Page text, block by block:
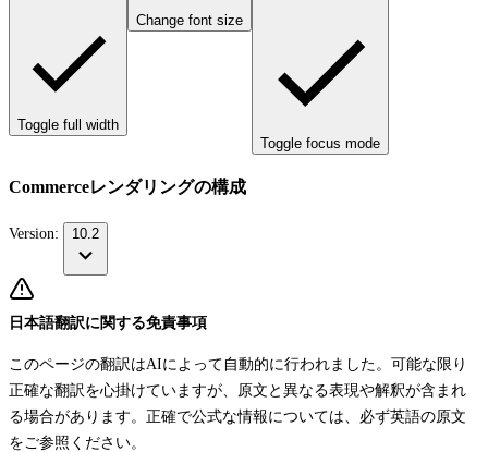
Toggle full width
Change font size
Toggle focus mode
Commerceレンダリングの構成
Version: 10.2
日本語翻訳に関する免責事項
このページの翻訳はAIによって自動的に行われました。可能な限り
正確な翻訳を心掛けていますが、原文と異なる表現や解釈が含まれ
る場合があります。正確で公式な情報については、必ず英語の原文
をご参照ください。